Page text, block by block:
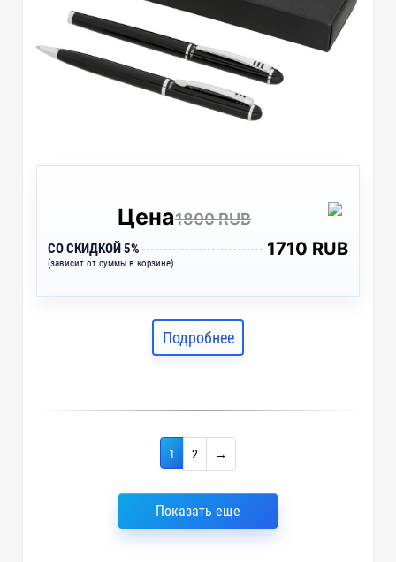
Цена1800 RUB
СО СКИДКОЙ 5%
(зависит от суммы в корзине)
1710 RUB
Подробнее
1 2 →
Показать еще